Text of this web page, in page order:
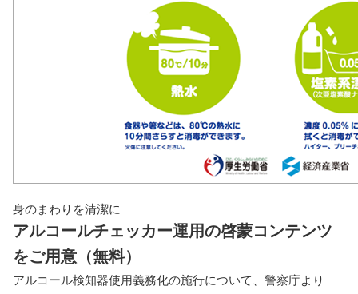
身のまわりを清潔に
アルコールチェッカー運用の啓蒙コンテンツ
をご用意（無料）
アルコール検知器使用義務化の施行について、警察庁より